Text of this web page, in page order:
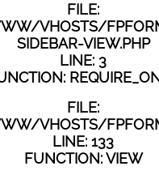
FILE:
VHOSTS/
SIDEBAR-VIEW.PHP
LINE: 3
FILE:
VHOSTS/
LINE: 133
FUNCTION: VIEW